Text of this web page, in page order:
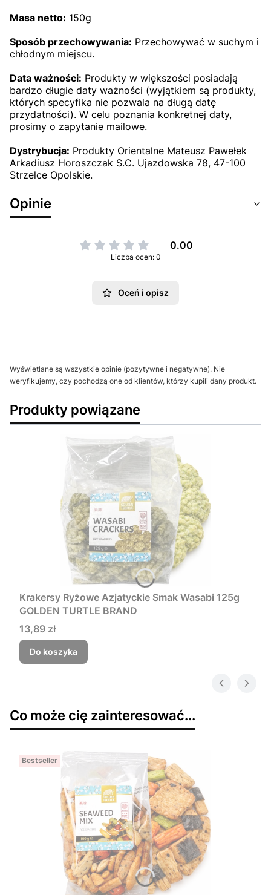
Masa netto: 150g
Sposób przechowywania: Przechowywać w suchym i
chłodnym miejscu.
Data ważności: Produkty w większości posiadają
bardzo długie daty ważności (wyjątkiem są produkty,
których specyfika nie pozwala na długą datę
przydatności). W celu poznania konkretnej daty,
prosimy o zapytanie mailowe.
Dystrybucja: Produkty Orientalne Mateusz Pawełek
Arkadiusz Horoszczak S.C. Ujazdowska 78, 47-100
Strzelce Opolskie.
Opinie
0.00
Liczba ocen: 0
Oceń i opisz
Wyświetlane są wszystkie opinie (pozytywne i negatywne). Nie
weryfikujemy, czy pochodzą one od klientów, którzy kupili dany produkt.
Produkty powiązane
Krakersy Ryżowe Azjatyckie Smak Wasabi 125g
GOLDEN TURTLE BRAND
Cena
13,89 zł
Do koszyka
Co może cię zainteresować...
Bestseller